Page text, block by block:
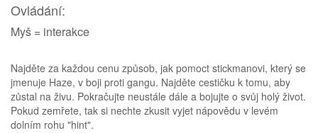
Ovládání:
Myš = interakce
Najděte za každou cenu způsob, jak pomoct stickmanovi, který se
jmenuje Haze, v boji proti gangu. Najděte cestičku k tomu, aby
zůstal na živu. Pokračujte neustále dále a bojujte o svůj holý život.
Pokud zemřete, tak si nechte zkusit vyjet nápovědu v levém
dolním rohu "hint".